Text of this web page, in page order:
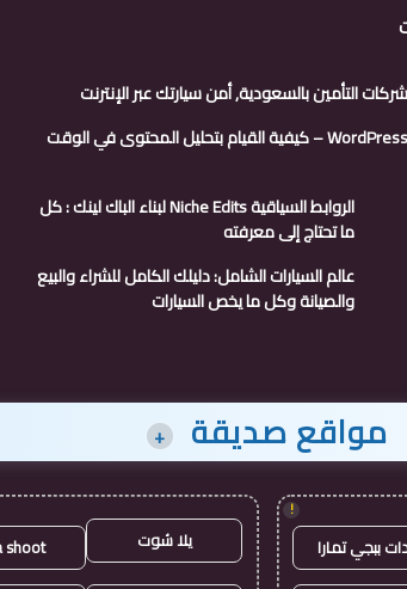
التأمين بالسعودية, أمن سيارتك عبر الإنترنت
WordPress SEO Checker – كيفية القيام بتحليل المحتوى في الوقت
الروابط السياقية Niche Edits لبناء الباك لينك : كل
ما تحتاج إلى معرفته
عالم السيارات الشامل: دليلك الكامل للشراء والبيع
والصيانة وكل ما يخص السيارات
مواقع صديقة +
!
ببجي تمارا يلا شوت shoot